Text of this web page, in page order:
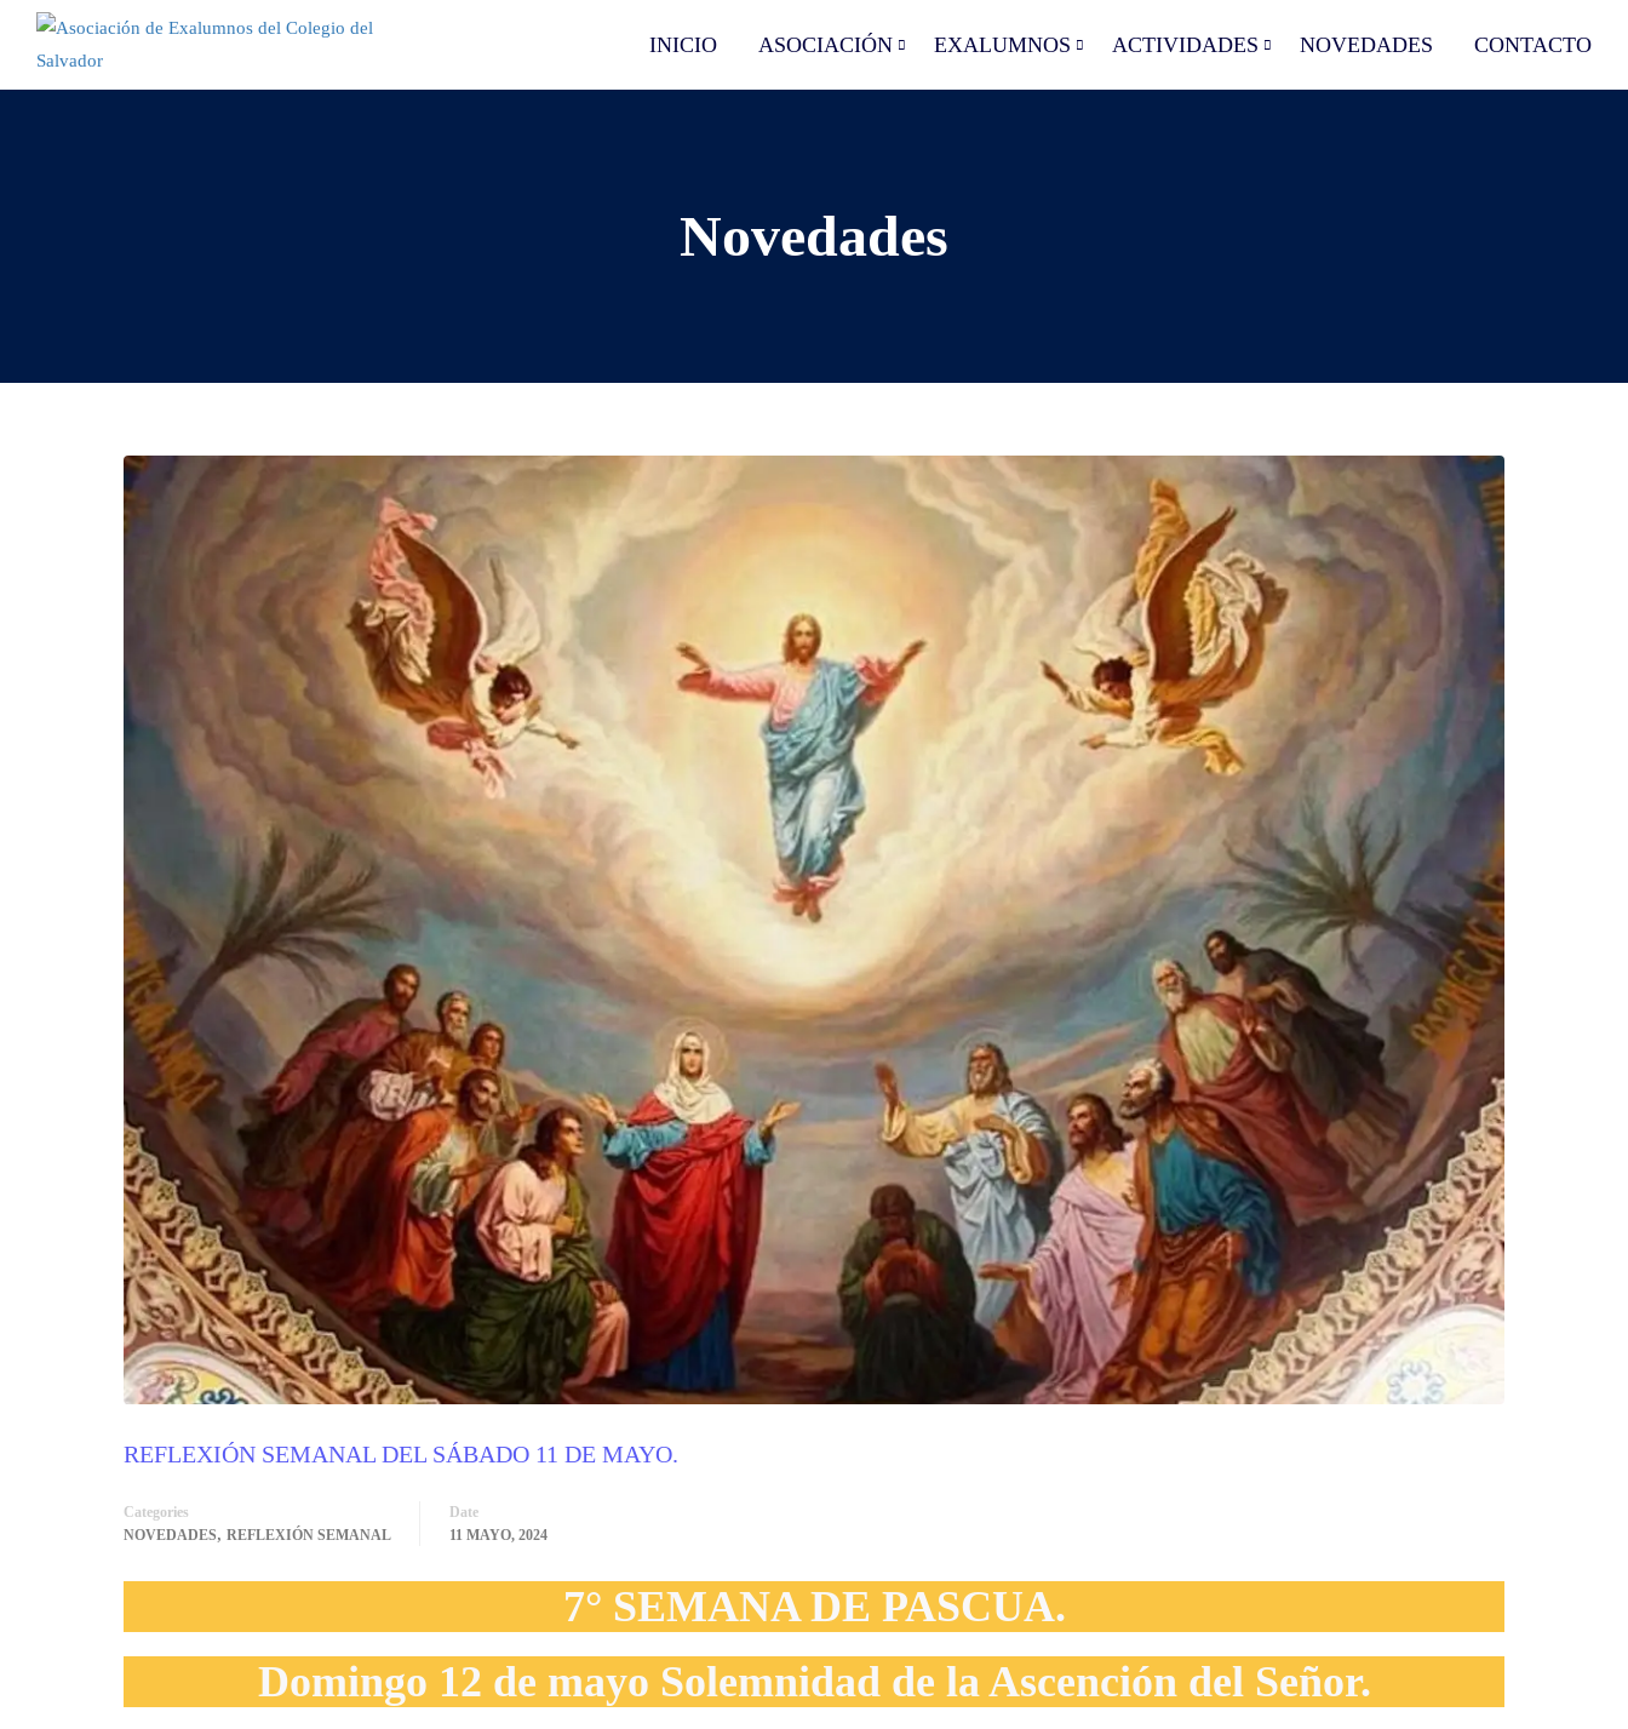
INICIO ASOCIACIÓN EXALUMNOS ACTIVIDADES NOVEDADES CONTACTO
Novedades
REFLEXIÓN SEMANAL DEL SÁBADO 11 DE MAYO.
Categories
NOVEDADES, REFLEXIÓN SEMANAL
Date
11 MAYO, 2024
7° SEMANA DE PASCUA.
Domingo 12 de mayo Solemnidad de la Ascención del Señor.